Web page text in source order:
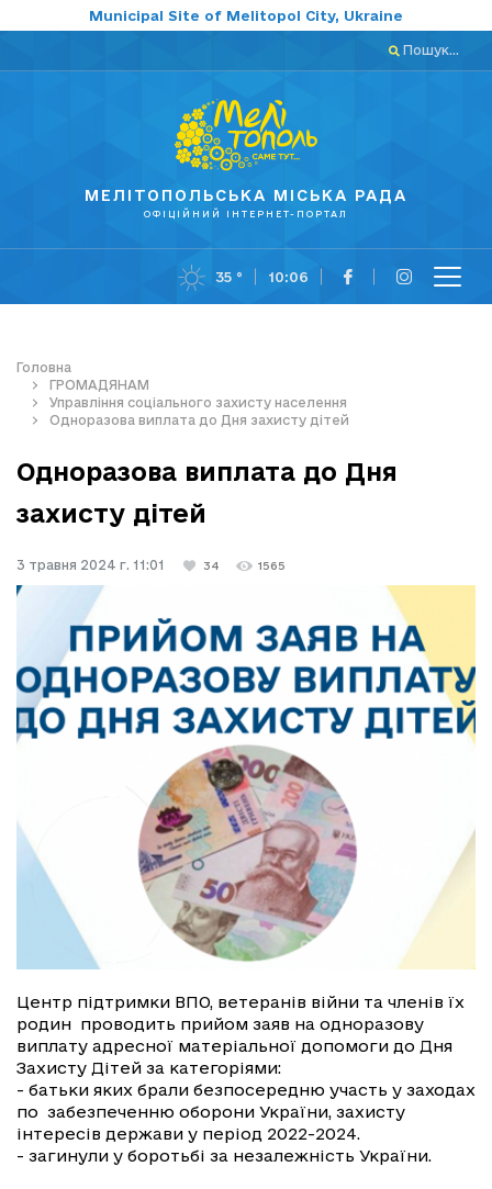
Municipal Site of Melitopol City, Ukraine
Пошук...
МЕЛІТОПОЛЬСЬКА МІСЬКА РАДА
ОФІЦІЙНИЙ ІНТЕРНЕТ-ПОРТАЛ
35 ° 10:06
Головна
ГРОМАДЯНАМ
Управління соціального захисту населення
Одноразова виплата до Дня захисту дітей
Одноразова виплата до Дня
захисту дітей
3 травня 2024 г. 11:01 34 1565
Центр підтримки ВПО, ветеранів війни та членів їх
родин проводить прийом заяв на одноразову
виплату адресної матеріальної допомоги до Дня
Захисту Дітей за категоріями:
- батьки яких брали безпосередню участь у заходах
по забезпеченню оборони України, захисту
інтересів держави у період 2022-2024.
- загинули у боротьбі за незалежність України.